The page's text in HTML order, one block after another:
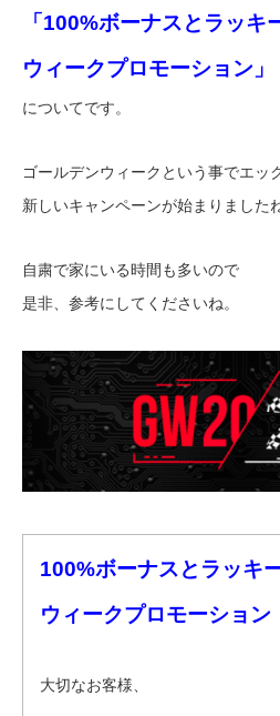
「100%ボーナスとラッキ
ウィークプロモーション」
についてです。
ゴールデンウィークという事でエッ
新しいキャンペーンが始まりました
自粛で家にいる時間も多いので
是非、参考にしてくださいね。
100%ボーナスとラッキ
ウィークプロモーション
大切なお客様、